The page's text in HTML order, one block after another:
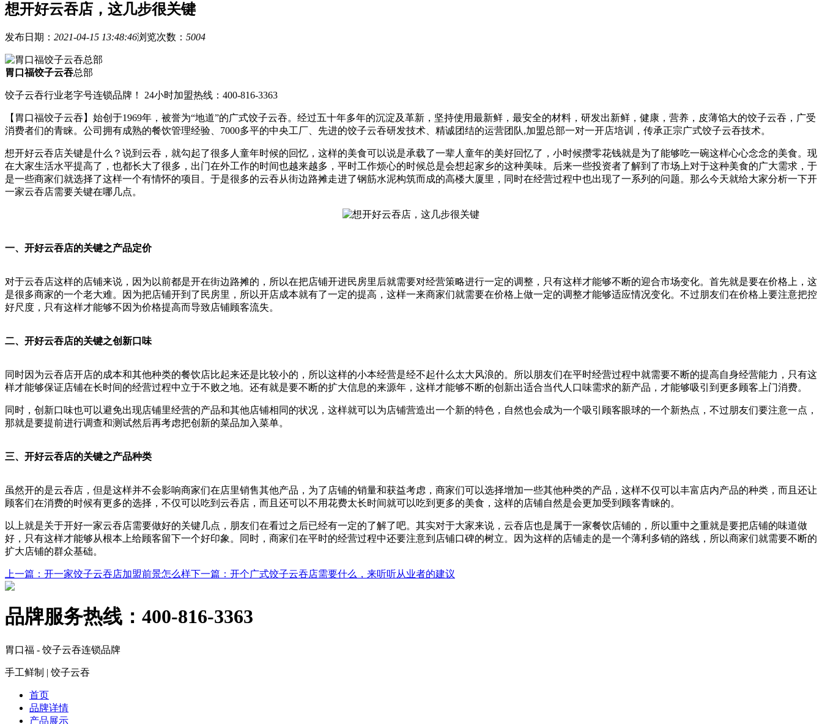
想开好云吞店，这几步很关键
发布日期： 2021-04-15 13:48:46浏览次数： 5004
胃口福饺子云吞总部
饺子云吞行业老字号连锁品牌！ 24小时加盟热线：400-816-3363
【胃口福饺子云吞】始创于1969年，被誉为“地道”的广式饺子云吞。经过五十年多年的沉淀及革新，坚持使用最新鲜，最安全的材料，研发出新鲜，健康，营养，皮薄馅大的饺子云吞，广受
消费者们的青睐。公司拥有成熟的餐饮管理经验、7000多平的中央工厂、先进的饺子云吞研发技术、精诚团结的运营团队,加盟总部一对一开店培训，传承正宗广式饺子云吞技术。
想开好云吞店关键是什么？说到云吞，就勾起了很多人童年时候的回忆，这样的美食可以说是承载了一辈人童年的美好回忆了，小时候攒零花钱就是为了能够吃一碗这样心心念念的美食。现
在大家生活水平提高了，也都长大了很多，出门在外工作的时间也越来越多，平时工作烦心的时候总是会想起家乡的这种美味。后来一些投资者了解到了市场上对于这种美食的广大需求，于
是一些商家们就选择了这样一个有情怀的项目。于是很多的云吞从街边路摊走进了钢筋水泥构筑而成的高楼大厦里，同时在经营过程中也出现了一系列的问题。那么今天就给大家分析一下开
一家云吞店需要关键在哪几点。
一、开好云吞店的关键之产品定价
对于云吞店这样的店铺来说，因为以前都是开在街边路摊的，所以在把店铺开进民房里后就需要对经营策略进行一定的调整，只有这样才能够不断的迎合市场变化。首先就是要在价格上，这
是很多商家的一个老大难。因为把店铺开到了民房里，所以开店成本就有了一定的提高，这样一来商家们就需要在价格上做一定的调整才能够适应情况变化。不过朋友们在价格上要注意把控
好尺度，只有这样才能够不因为价格提高而导致店铺顾客流失。
二、开好云吞店的关键之创新口味
同时因为云吞店开店的成本和其他种类的餐饮店比起来还是比较小的，所以这样的小本经营是经不起什么太大风浪的。所以朋友们在平时经营过程中就需要不断的提高自身经营能力，只有这
样才能够保证店铺在长时间的经营过程中立于不败之地。还有就是要不断的扩大信息的来源年，这样才能够不断的创新出适合当代人口味需求的新产品，才能够吸引到更多顾客上门消费。
同时，创新口味也可以避免出现店铺里经营的产品和其他店铺相同的状况，这样就可以为店铺营造出一个新的特色，自然也会成为一个吸引顾客眼球的一个新热点，不过朋友们要注意一点，
那就是要提前进行调查和测试然后再考虑把创新的菜品加入菜单。
三、开好云吞店的关键之产品种类
虽然开的是云吞店，但是这样并不会影响商家们在店里销售其他产品，为了店铺的销量和获益考虑，商家们可以选择增加一些其他种类的产品，这样不仅可以丰富店内产品的种类，而且还让
顾客们在消费的时候有更多的选择，不仅可以吃到云吞店，而且还可以不用花费太长时间就可以吃到更多的美食，这样的店铺自然是会更加受到顾客青睐的。
以上就是关于开好一家云吞店需要做好的关键几点，朋友们在看过之后已经有一定的了解了吧。其实对于大家来说，云吞店也是属于一家餐饮店铺的，所以重中之重就是要把店铺的味道做
好，只有这样才能够从根本上给顾客留下一个好印象。同时，商家们在平时的经营过程中还要注意到店铺口碑的树立。因为这样的店铺走的是一个薄利多销的路线，所以商家们就需要不断的
扩大店铺的群众基础。
上一篇 ：开一家饺子云吞店加盟前景怎么样下一篇 ：开个广式饺子云吞店需要什么，来听听从业者的建议
品牌服务热线： 400-816-3363
胃口福 - 饺子云吞连锁品牌
手工鲜制 | 饺子云吞
首页
品牌详情
产品展示